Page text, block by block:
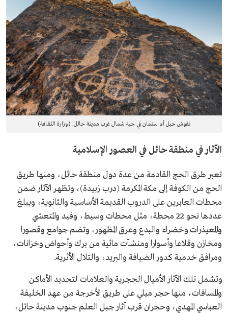
نقوش جبل أم سنمان في جبة شمال غرب مدينة حائل. (وزارة الثقافة)
الآثار في منطقة حائل في العصور الإسلامية
تعبر طرق الحج القادمة من عدة دول منطقة حائل، ومنها طريق
الحج من الكوفة إلى مكة المكرمة (درب زبيدة)، وتظهر الآثار ضمن
محطات العابرين على الدروب القديمة الأساسية والثانوية، ويبلغ
عددها نحو 22 محطة، مثل محطات وسيط، وفيد والمتعشي
والمعيذرات وخضراء والبدع وعرق المظهور، وتضم جوامع وقصورا
ومخازن وقلاعا وأسوارا ومنشآت مائية من برك وأحواض وخزانات،
ومرافق خدمية كدور الضيافة والبريد، والتلال الأثرية.
وتشمل تلك الآثار الأميال الحجرية والعلامات لتحديد الأماكن
والمسافات، منها حجر ميلي على طريق الأخرجة من عهد الخليفة
العباسي المهدي، وحجران قرب آثار جبل العلم جنوب مدينة حائل،